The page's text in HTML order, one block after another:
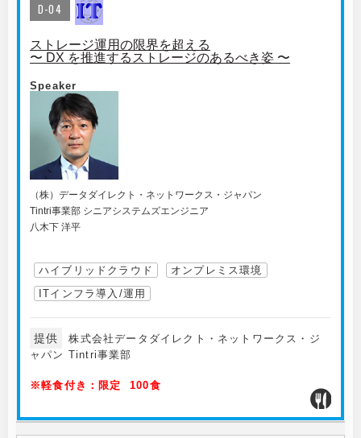
D-04
ストレージ運用の限界を超える
〜 DX を推進するストレージのあるべき姿 〜
Speaker
（株）データダイレクト・ネットワークス・ジャパン
Tintri事業部 シニアシステムズエンジニア
八木下 洋平
ハイブリッドクラウド
オンプレミス環境
ITインフラ導入/運用
提供
株式会社データダイレクト・ネットワークス・ジ
ャパン Tintri事業部
※軽食付き：限定 100食